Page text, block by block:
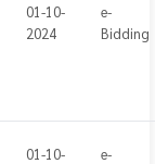
01-10-
2024
e-
Bidding
01-10-
e-